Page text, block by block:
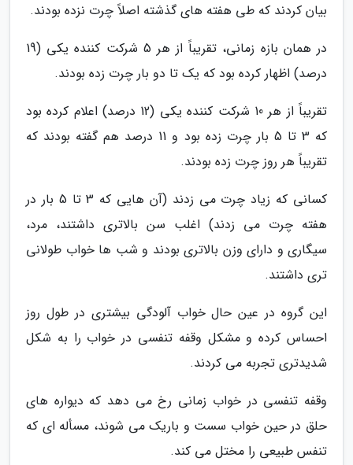
بیان کردند که طی هفته های گذشته اصلاً چرت نزده بودند.
در همان بازه زمانی، تقریباً از هر 5 شرکت کننده یکی (19
درصد) اظهار کرده بود که یک تا دو بار چرت زده بودند.
تقریباً از هر 10 شرکت کننده یکی (12 درصد) اعلام کرده بود
که 3 تا 5 بار چرت زده بود و 11 درصد هم گفته بودند که
تقریباً هر روز چرت زده بودند.
کسانی که زیاد چرت می زدند (آن هایی که 3 تا 5 بار در
هفته چرت می زدند) اغلب سن بالاتری داشتند، مرد،
سیگاری و دارای وزن بالاتری بودند و شب ها خواب طولانی
تری داشتند.
این گروه در عین حال خواب آلودگی بیشتری در طول روز
احساس کرده و مشکل وقفه تنفسی در خواب را به شکل
شدیدتری تجربه می کردند.
وقفه تنفسی در خواب زمانی رخ می دهد که دیواره های
حلق در حین خواب سست و باریک می شوند، مسأله ای که
تنفس طبیعی را مختل می کند.